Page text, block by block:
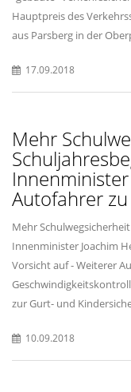
Hauptpreis des
aus Parsberg in der
17.09.2018
Mehr
Autofahrer
Mehr
Innenminister Joachim
Vorsicht auf - Weiterer
zur Gurt- und
10.09.2018